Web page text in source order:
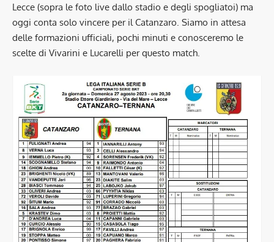
Lecce (sopra le foto live dallo stadio e degli spogliatoi) ma
oggi conta solo vincere per il Catanzaro. Siamo in attesa
delle formazioni ufficiali, pochi minuti e conosceremo le
scelte di Vivarini e Lucarelli per questo match.